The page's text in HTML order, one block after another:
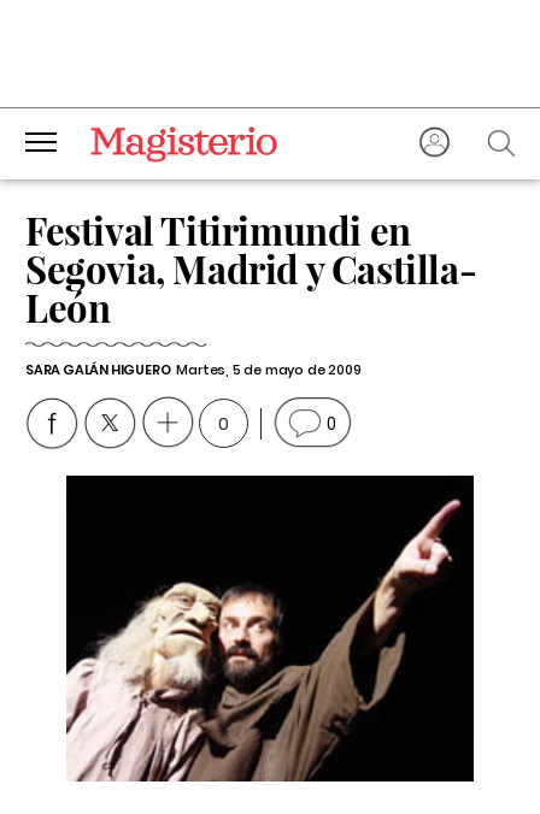
Festival Titirimundi en
Segovia, Madrid y Castilla-
León
SARA GALÁN HIGUERO Martes, 5 de mayo de 2009
0 0